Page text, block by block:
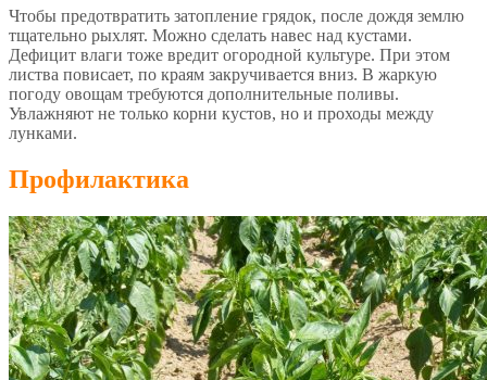
Чтобы предотвратить затопление грядок, после дождя землю
тщательно рыхлят. Можно сделать навес над кустами.
Дефицит влаги тоже вредит огородной культуре. При этом
листва повисает, по краям закручивается вниз. В жаркую
погоду овощам требуются дополнительные поливы.
Увлажняют не только корни кустов, но и проходы между
лунками.
Профилактика